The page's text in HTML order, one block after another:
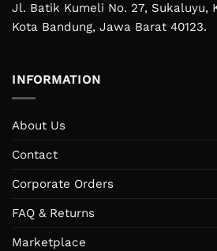
Jl. Batik Kumeli No. 27, Sukaluyu,
Kota Bandung, Jawa Barat 40123.
INFORMATION
About Us
Contact
Corporate Orders
FAQ & Returns
Marketplace